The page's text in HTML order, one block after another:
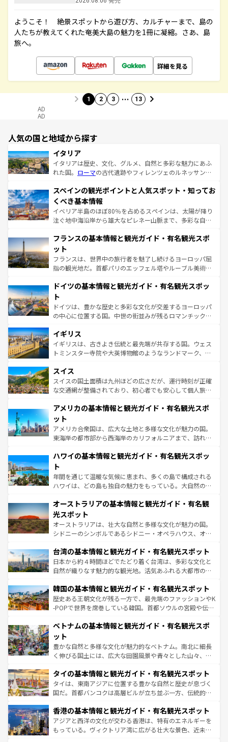
ようこそ！ 絶景スポットから遊び方、カルチャーまで、島の
人たちが教えてくれた奄美大島の魅力を1冊に凝縮。さあ、島
旅へ。
詳細を見る
1 2 3 … 13
AD
AD
人気の国と地域から探す
イタリア
イタリアは歴史、文化、グルメ、自然と多彩な魅力にあふ
れた国。 ローマの古代遺跡やフィレンツェのルネッサンス
ろん、トスカーナの美しい田園風景やアマルフィ海岸の絶
景など、自然景観も見逃せない。観光の合間には、本場の
ピザやパスタなど、絶品のイタリア料理を堪能することも
できる。朝目覚めてから夜眠るまで、すべての瞬間を楽し
なお、新着のイタリア情報はコンテンツ一覧を参照してほ
しい。
スペインの観光ポイントと人気スポット・知ってお
くべき基本情報
イベリア半島のほぼ80％を占めるスペインは、太陽が降り
注ぐ地中海沿岸から雄大なピレネー山脈まで、多彩な自然
文化が根付くこの国では、情熱的なフラメンコ、熱気あふ
れる闘牛、そして美味しいタパスが生活の一部となってい
る。首都マドリードの洗練された雰囲気や、バルセロナの
アートに溢れた街角から、地方では古代ローマ遺跡や中世
せる。地方によって風土や気候が異なるスペインはその個
ンテンツ一覧 を参照してほしい。
フランスの基本情報と観光ガイド・有名観光スポ
ット
フランスは、世界中の旅行者を魅了し続けるヨーロッパ屈
指の観光地だ。首都パリのエッフェル塔やルーブル美術館
で、幅広い魅力が詰まっている。華麗な宮殿、歴史的な大
聖堂、美しいビーチ、そして豊かな自然が、訪れる者を心
から魅了する。また、フランスは美食の国としても知ら
れ、フランス料理はユネスコ無形文化遺産にも登録されて
香り高いラベンダー畑など、多彩な楽しみ方が可能だ。さ
らに、パリ以外の地域にも魅力が溢れており、どの街角に
も豊かな歴史と文化が息づいている。パリ以外の個性あふ
を参照してほしい。
ドイツの基本情報と観光ガイド・有名観光スポッ
ト
ドイツは、豊かな歴史と多彩な文化が交差するヨーロッパ
の中心に位置する国。中世の街並みが残るロマンチック街
顔を持つこの国は、どこを歩いても飽きることがない。ベ
ルリンの文化的活気、バイエルン州のアルプスの絶景、そ
してライン川沿いのワイン畑といった風景は必見。ビール
は、お酒好きな人にはぜひ体験してほしい。 なお、新着の
ドイツ情報はコンテンツ一覧を参照してほしい。
イギリス
イギリスは、古きよき伝統と最先端が共存する国。ウェス
トミンスター寺院や大英博物館のようなランドマーク、歴
リアごとに異なる魅力がある。また、優雅なアフタヌーン
ティー、ビール好きにはたまらない英国パブ、サッカー観
戦など、本場だからこそできる体験も豊富。イギリスを旅
ンツ一覧を参照してほしい。
スイス
スイスの国土面積は九州ほどの広さだが、運行時刻が正確
な交通網が整備されており、初心者でも安心して個人旅行
の建物がそのまま残る町や、スイスならではのユニークな
博物館もあり、アルプス観光だけでなく町歩きも満喫する
ことができる。国民の所得が高いため物価も高いが、旅行
者向けの交通パス提供のサービスもあり、うまく活用すれ
着のスイス情報はコンテンツ一覧を参照してほしい。
アメリカの基本情報と観光ガイド・有名観光スポ
ット
アメリカ合衆国は、広大な土地と多様な文化が魅力の国。
東海岸の都市部から西海岸のカリフォルニアまで、訪れる
のような巨大都市は、観光、ショッピング、エンターテイ
ンメントが詰まった刺激的なスポットだ。一方、アメリカ
西部には大自然が広がり、グランドキャニオンやイエロー
ストーン国立公園といった絶景が堪能できる。さらに、南
文化が魅力。旅行者はアメリカの各地域で異なる魅力を楽
しみながら、その多様性と豊かな歴史を感じることができ
るだろう。車でのロードトリップや列車の旅も、アメリカ
ならではの贅沢な旅のスタイルだ。 なお、新着のアメリカ
情報は コンテンツ一覧 を参照してほしい。
ハワイの基本情報と観光ガイド・有名観光スポッ
ト
年間を通じて温暖な気候に恵まれ、多くの島で構成される
ハワイは、どの島も独自の魅力をもっている。大自然の神
ワイ島は見逃せない。また、定番の観光地といえばオアフ
島だが、静かな自然を求めるならマウイ島やカウアイ島が
おすすめ。エメラルドグリーンに輝く海をはじめ、豊かな
文化や歴史が息づいている。「アロハスピリット」と呼ば
人々、おいしいローカルフードやハワイアンミュージッ
ク、伝統的なフラダンスなど、すべてがハワイの魅力を彩
っている。訪れるたびに新しい発見と感動が待っているハ
はコンテンツ一覧を参照してほしい。
オーストラリアの基本情報と観光ガイド・有名観
光スポット
オーストラリアは、壮大な自然と多様な文化が魅力の国。
シドニーのシンボルであるシドニー・オペラハウス、オー
リアリーフや大陸中央部にそびえるウルル（エアーズロッ
ク）、タスマニアの美しい原生林やケアンズの熱帯雨林な
ど、見どころがたくさん。また、カフェやワイン、オージ
いる。アクティビティも充実しており、サーフィンやダイ
ビング、ハイキングなど、アウトドア好きにはたまらな
い。オーストラリアの多彩な魅力を存分に味わいつくそ
参照してほしい。
台湾の基本情報と観光ガイド・有名観光スポット
日本から約４時間ほどでたどり着く台湾は、多彩な文化と
自然が織りなす魅力的な観光地。活気あふれる大都市の台
ン）、静ひつな山岳地帯である台湾東部など、都市の喧騒
と山間の静けさが共存しており、訪れる人に新しい発見と
驚きをもたらしてくれる。また、奥深い台湾の食文化も魅
容にもいいと評判のスイーツなど、バラエティ豊かな料理
照してほしい。
韓国の基本情報と観光ガイド・有名観光スポット
歴史ある王朝文化が残る一方で、最先端のファッションやK
-POPで世界を席巻している韓国。首都ソウルの宮殿や伝統
き、地方に足を延ばせば四季折々の自然美を楽しむことが
できる。そして、キムチや焼肉、絶品のストリートフード
まで、さまざまな韓国料理が待っている。夜には、韓国な
らではのナイトライフも堪能できる。あたたかいホスピタ
わってみてほしい。 なお、新着の韓国情報はコンテンツ一
覧 を参照してほしい。
ベトナムの基本情報と観光ガイド・有名観光スポ
ット
豊かな自然と多様な文化が魅力的なベトナム。南北に細長
く伸びる国土には、広大な田園風景や青々とした山々、世
急速な発展と共に伝統が息づく。ハノイの古い町並みやホ
ーチミン市のフランス統治時代の建物も、独特の雰囲気を
醸し出している。また、バラエティの豊かさとおいしさで
とつ。フォーやバインミー、ベトナムコーヒーなどは、ぜ
ひ現地で味わいたい。どの地域を訪れてもあたたかい人々
が旅行者を迎えてくれるので、きっと忘れられない旅にな
タイの基本情報と観光ガイド・有名観光スポット
タイは、東南アジアに位置する豊かな自然と歴史が息づく
国だ。首都バンコクは高層ビルが立ち並ぶ一方、伝統的な
の活気が交差している。北部ではチェンマイなどの山岳地
帯で自然と触れ合い、南部ではプーケットやクラビの美し
いビーチでリゾート気分を楽しむことができる。タイ料理
香港の基本情報と観光ガイド・有名観光スポット
アジアと西洋の文化が交わる香港は、特有のエネルギーを
もっている。ヴィクトリア湾に広がる壮大な景色、近未来